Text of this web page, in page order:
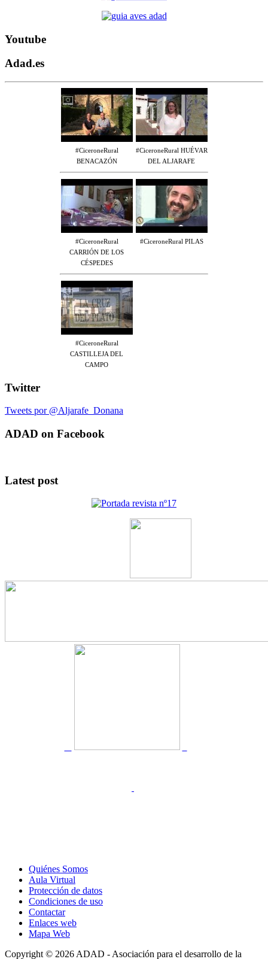
Youtube
Adad.es
#CiceroneRural
BENACAZÓN
#CiceroneRural HUÉVAR
DEL ALJARAFE
#CiceroneRural
CARRIÓN DE LOS
CÉSPEDES
#CiceroneRural PILAS
#CiceroneRural
CASTILLEJA DEL
CAMPO
Twitter
Tweets por @Aljarafe_Donana
ADAD on Facebook
Latest post
Quiénes Somos
Aula Virtual
Protección de datos
Condiciones de uso
Contactar
Enlaces web
Mapa Web
Copyright © 2026 ADAD - Asociación para el desarrollo de la